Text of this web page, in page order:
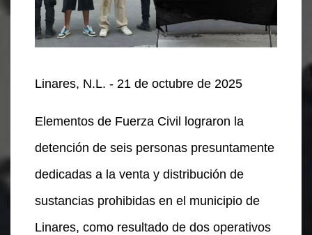
Linares, N.L. - 21 de octubre de 2025
Elementos de Fuerza Civil lograron la
detención de seis personas presuntamente
dedicadas a la venta y distribución de
sustancias prohibidas en el municipio de
Linares, como resultado de dos operativos